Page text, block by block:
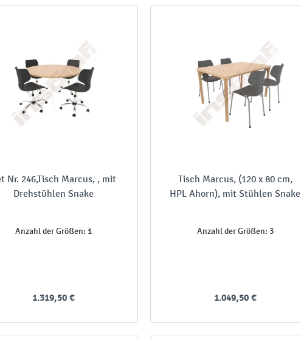
Nr. 246,Tisch Marcus, , mit
Drehstühlen Snake
Anzahl der Größen: 1
1.319,50 €
Tisch Marcus, (120 x 80 cm,
HPL Ahorn), mit Stühlen Snake
Anzahl der Größen: 3
1.049,50 €